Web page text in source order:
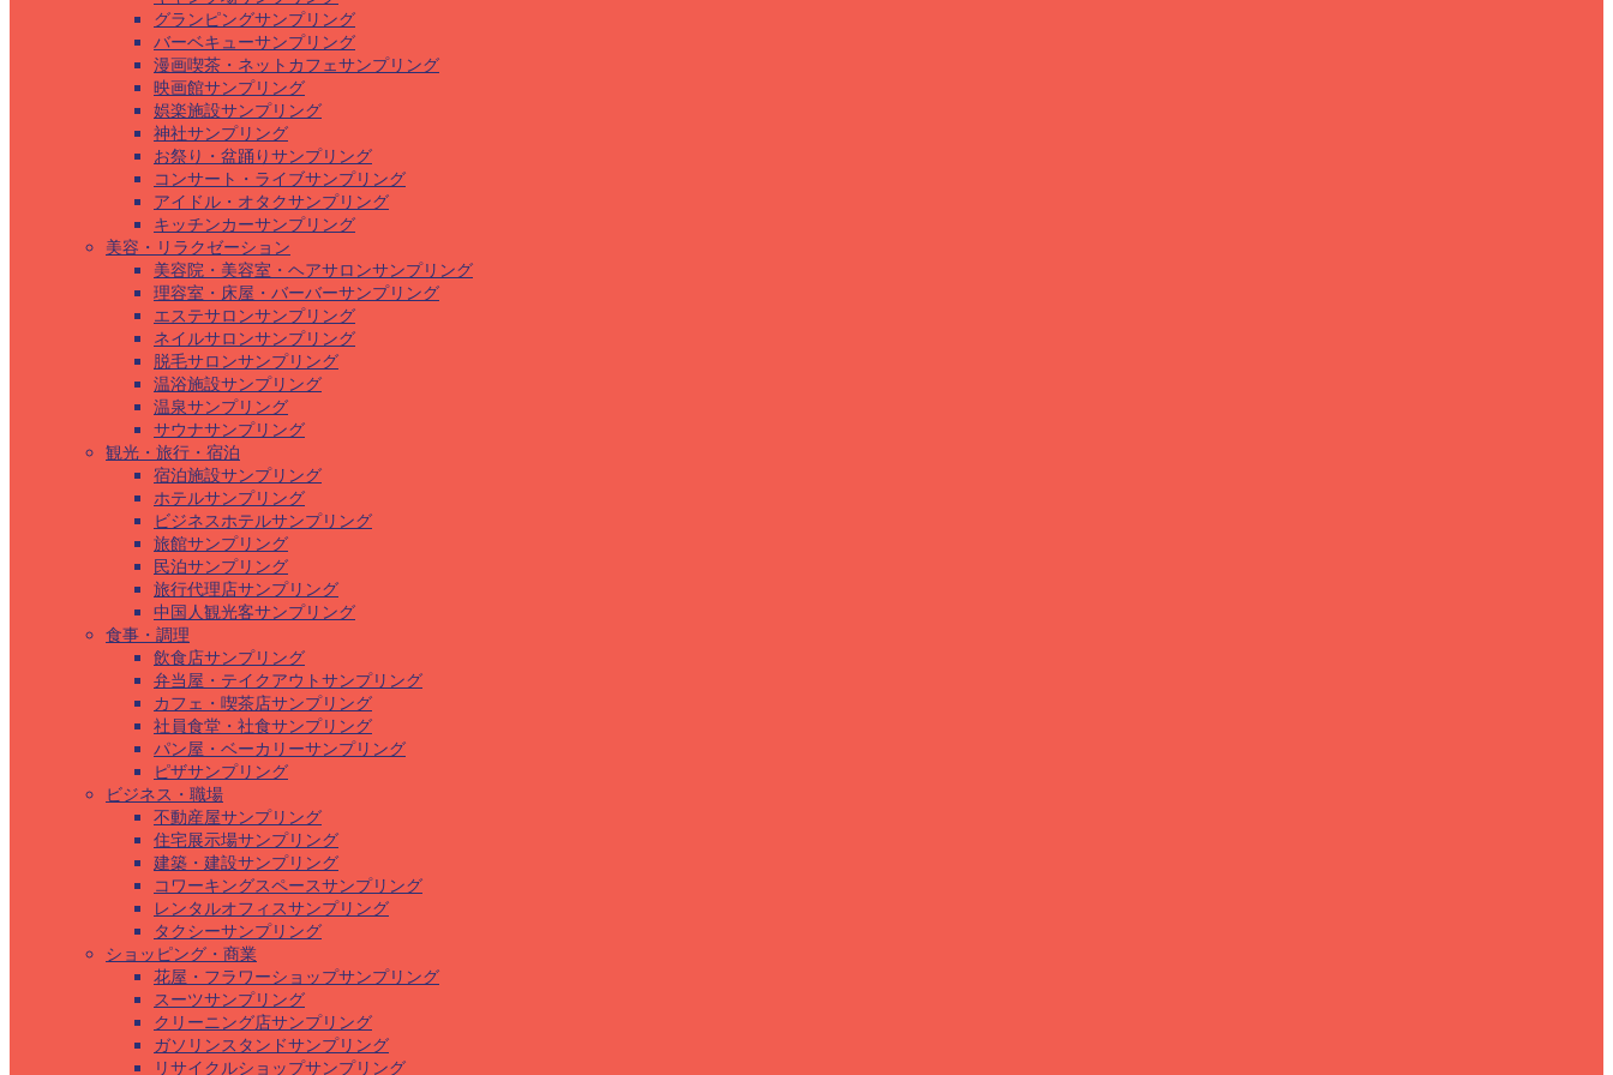
グランピングサンプリング
バーベキューサンプリング
漫画喫茶・ネットカフェサンプリング
映画館サンプリング
娯楽施設サンプリング
神社サンプリング
お祭り・盆踊りサンプリング
コンサート・ライブサンプリング
アイドル・オタクサンプリング
キッチンカーサンプリング
美容・リラクゼーション
美容院・美容室・ヘアサロンサンプリング
理容室・床屋・バーバーサンプリング
エステサロンサンプリング
ネイルサロンサンプリング
脱毛サロンサンプリング
温浴施設サンプリング
温泉サンプリング
サウナサンプリング
観光・旅行・宿泊
宿泊施設サンプリング
ホテルサンプリング
ビジネスホテルサンプリング
旅館サンプリング
民泊サンプリング
旅行代理店サンプリング
中国人観光客サンプリング
食事・調理
飲食店サンプリング
弁当屋・テイクアウトサンプリング
カフェ・喫茶店サンプリング
社員食堂・社食サンプリング
パン屋・ベーカリーサンプリング
ピザサンプリング
ビジネス・職場
不動産屋サンプリング
住宅展示場サンプリング
建築・建設サンプリング
コワーキングスペースサンプリング
レンタルオフィスサンプリング
タクシーサンプリング
ショッピング・商業
花屋・フラワーショップサンプリング
スーツサンプリング
クリーニング店サンプリング
ガソリンスタンドサンプリング
リサイクルショップサンプリング